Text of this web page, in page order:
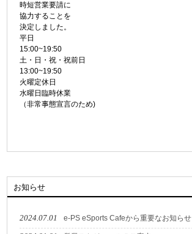
時短営業要請に
協力することを
決定しました。
平日
15:00~19:50
土・日・祝・祝前日
13:00~19:50
火曜定休日
水曜日臨時休業
（非常事態宣言のため)
お知らせ
2024.07.01 e-PS eSports Cafeから重要なお知らせ